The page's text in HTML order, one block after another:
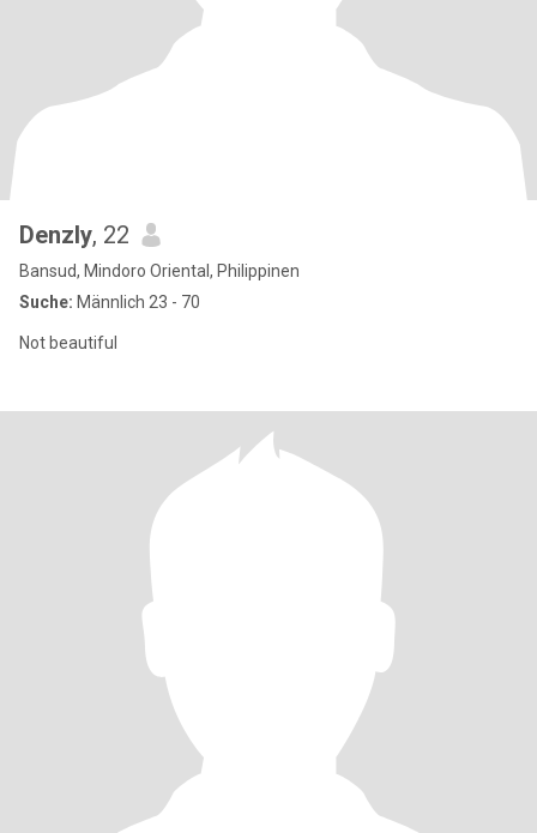
Denzly, 22
Bansud, Mindoro Oriental, Philippinen
Suche: Männlich 23 - 70
Not beautiful